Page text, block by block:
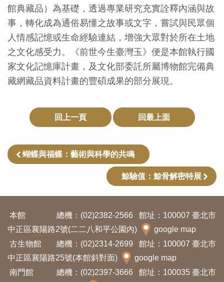
政
府
公
開
資
權
訊
安
全
宣
告
館典藏品）為基礎，透過專業研究充實詮釋內涵與故
事，轉化成為通俗易懂之故事或文字，嘗試與民眾個
人情感記憶或生命經驗連結，增強大眾對於所在土地
之文化感受力。《前世今生臺灣玉》便是本館執行國
家文化記憶庫計畫，及文化部委託所屬博物館完備典
藏網藏品資料計畫的豐碩成果的部分展現。
回上一頁 回最上面
蝴蝶與福蝶：藝術與科學的共鳴
鯨驗值：鯨骨解密特展
本館 總機：(02)2382-2566
館址：100007 臺北市
中正區襄陽路2號(二二八和平公園內)
google map
古生物館
總機：(02)2314-2699
館址：100007 臺北市
中正區襄陽路25號(本館斜對面)
google map
南門館
總機：(02)2397-3666 館址：100035 臺北市